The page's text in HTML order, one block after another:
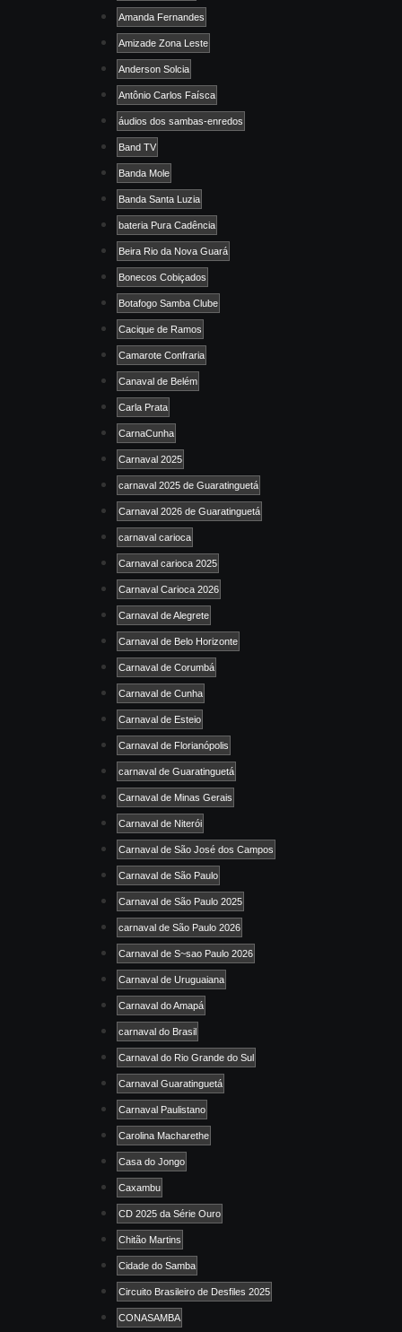
Amanda Fernandes
Amizade Zona Leste
Anderson Solcia
Antônio Carlos Faísca
áudios dos sambas-enredos
Band TV
Banda Mole
Banda Santa Luzia
bateria Pura Cadência
Beira Rio da Nova Guará
Bonecos Cobiçados
Botafogo Samba Clube
Cacique de Ramos
Camarote Confraria
Canaval de Belém
Carla Prata
CarnaCunha
Carnaval 2025
carnaval 2025 de Guaratinguetá
Carnaval 2026 de Guaratinguetá
carnaval carioca
Carnaval carioca 2025
Carnaval Carioca 2026
Carnaval de Alegrete
Carnaval de Belo Horizonte
Carnaval de Corumbá
Carnaval de Cunha
Carnaval de Esteio
Carnaval de Florianópolis
carnaval de Guaratinguetá
Carnaval de Minas Gerais
Carnaval de Niterói
Carnaval de São José dos Campos
Carnaval de São Paulo
Carnaval de São Paulo 2025
carnaval de São Paulo 2026
Carnaval de S~sao Paulo 2026
Carnaval de Uruguaiana
Carnaval do Amapá
carnaval do Brasil
Carnaval do Rio Grande do Sul
Carnaval Guaratinguetá
Carnaval Paulistano
Carolina Macharethe
Casa do Jongo
Caxambu
CD 2025 da Série Ouro
Chitão Martins
Cidade do Samba
Circuito Brasileiro de Desfiles 2025
CONASAMBA